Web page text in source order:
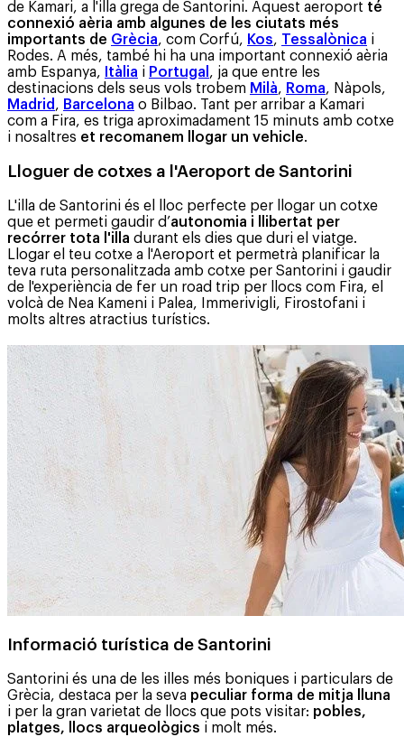
de Kamari, a l'illa grega de Santorini. Aquest aeroport té
connexió aèria amb algunes de les ciutats més
importants de Grècia, com Corfú, Kos, Tessalònica i
Rodes. A més, també hi ha una important connexió aèria
amb Espanya,
Itàlia i Portugal , ja que entre les
destinacions dels seus vols trobem Milà, Roma, Nàpols,
Madrid , Barcelona o Bilbao. Tant per arribar a Kamari
com a Fira, es triga aproximadament 15 minuts amb cotxe
i nosaltres et recomanem llogar un vehicle.
Lloguer de cotxes a l'Aeroport de Santorini
L'illa de Santorini és el lloc perfecte per llogar un cotxe
que et permeti gaudir d’autonomia i llibertat per
recórrer tota l'illa durant els dies que duri el viatge.
Llogar el teu cotxe a l'Aeroport et permetrà planificar la
teva ruta personalitzada amb cotxe per Santorini i gaudir
de l'experiència de fer un road trip per llocs com Fira, el
volcà de Nea Kameni i Palea, Immerivigli, Firostofani i
molts altres atractius turístics.
Informació turística de Santorini
Santorini és una de les illes més boniques i particulars de
Grècia, destaca per la seva peculiar forma de mitja lluna
i per la gran varietat de llocs que pots visitar: pobles,
platges, llocs arqueològics i molt més.